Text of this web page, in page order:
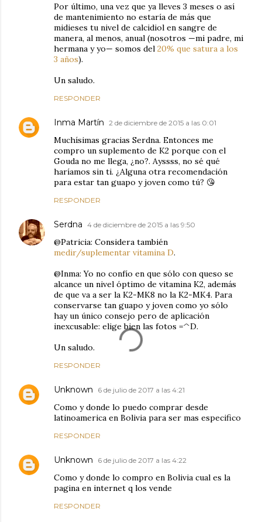
Por último, una vez que ya lleves 3 meses o así
de mantenimiento no estaría de más que
midieses tu nivel de calcidiol en sangre de
manera, al menos, anual (nosotros —mi padre, mi
hermana y yo— somos del 20% que satura a los
3 años).
Un saludo.
RESPONDER
Inma Martín 2 de diciembre de 2015 a las 0:01
Muchísimas gracias Serdna. Entonces me
compro un suplemento de K2 porque con el
Gouda no me llega, ¿no?. Ayssss, no sé qué
haríamos sin ti. ¿Alguna otra recomendación
para estar tan guapo y joven como tú? 😘
RESPONDER
Serdna 4 de diciembre de 2015 a las 9:50
@Patricia: Considera también
medir/suplementar vitamina D.
@Inma: Yo no confío en que sólo con queso se
alcance un nivel óptimo de vitamina K2, además
de que va a ser la K2-MK8 no la K2-MK4. Para
conservarse tan guapo y joven como yo sólo
hay un único consejo pero de aplicación
inexcusable: elige bien las fotos =^D.
Un saludo.
RESPONDER
Unknown 6 de julio de 2017 a las 4:21
Como y donde lo puedo comprar desde
latinoamerica en Bolivia para ser mas especifico
RESPONDER
Unknown 6 de julio de 2017 a las 4:22
Como y donde lo compro en Bolivia cual es la
pagina en internet q los vende
RESPONDER